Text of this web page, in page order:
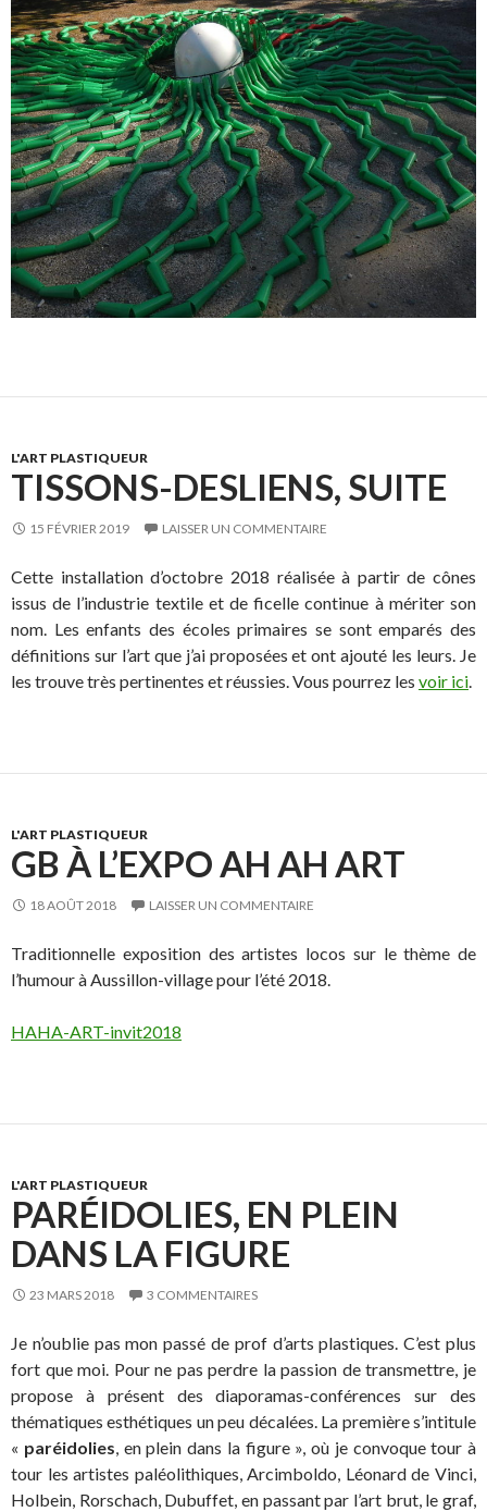
L'ART PLASTIQUEUR
TISSONS-DESLIENS, SUITE
15 FÉVRIER 2019 LAISSER UN COMMENTAIRE
Cette installation d’octobre 2018 réalisée à partir de cônes
issus de l’industrie textile et de ficelle continue à mériter son
nom. Les enfants des écoles primaires se sont emparés des
définitions sur l’art que j’ai proposées et ont ajouté les leurs. Je
les trouve très pertinentes et réussies. Vous pourrez les voir ici.
L'ART PLASTIQUEUR
GB À L’EXPO AH AH ART
18 AOÛT 2018 LAISSER UN COMMENTAIRE
Traditionnelle exposition des artistes locos sur le thème de
l’humour à Aussillon-village pour l’été 2018.
HAHA-ART-invit2018
L'ART PLASTIQUEUR
PARÉIDOLIES, EN PLEIN
DANS LA FIGURE
23 MARS 2018 3 COMMENTAIRES
Je n’oublie pas mon passé de prof d’arts plastiques. C’est plus
fort que moi. Pour ne pas perdre la passion de transmettre, je
propose à présent des diaporamas-conférences sur des
thématiques esthétiques un peu décalées. La première s’intitule
« paréidolies, en plein dans la figure », où je convoque tour à
tour les artistes paléolithiques, Arcimboldo, Léonard de Vinci,
Holbein, Rorschach, Dubuffet, en passant par l’art brut, le graf,